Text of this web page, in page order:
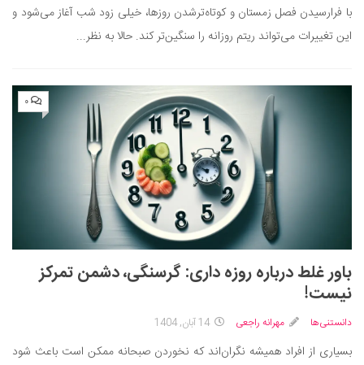
با فرارسیدن فصل زمستان و کوتاه‌ترشدن روزها، خیلی زود شب آغاز می‌شود و
این تغییرات می‌تواند ریتم روزانه را سنگین‌تر کند. حالا به نظر...
۰
باور غلط درباره‌ روزه‌ داری: گرسنگی، دشمن تمرکز
نیست!
دانستنی‌ها مهرانه راجعی 14 آبان, 1404
بسیاری از افراد همیشه نگران‌اند که نخوردن صبحانه ممکن است باعث شود